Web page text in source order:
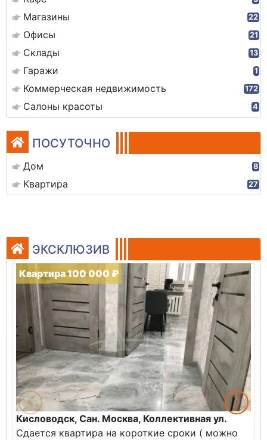
Магазины 22
Офисы 21
Склады 13
Гаражи 1
Коммерческая недвижимость 172
Салоны красоты 4
ПОСУТОЧНО
Дом 8
Квартира 27
ЭКСКЛЮЗИВ
Квартира 100 000 ₽
Кисловодск, Сан. Москва, Коллективная ул.
Сдается квартира на короткие сроки ( можно